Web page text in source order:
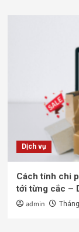
Dịch vụ
Cách tính chi
tới từng cắc –
admin